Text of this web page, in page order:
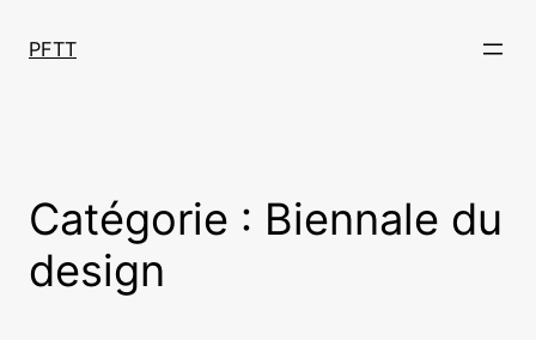
PFTT
Catégorie : Biennale du
design